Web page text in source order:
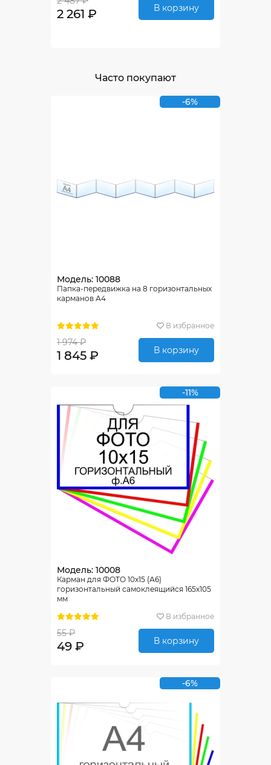
2 261 ₽ В корзину
Часто покупают
-6%
Модель: 10088
Папка-передвижка на 8 горизонтальных
карманов А4
В избранное
1 974 ₽
1 845 ₽ В корзину
-11%
Модель: 10008
Карман для ФОТО 10х15 (А6)
горизонтальный самоклеящийся 165х105
мм
В избранное
55 ₽
49 ₽ В корзину
-6%